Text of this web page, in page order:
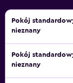
telewizor z
poduszek. W
hydromasażem i
również korzystać
kosmetyków
Pokój
nieznany
Pokój
nieznany